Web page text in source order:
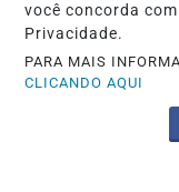
você concorda
Privacidade.
PARA MAIS
CLICANDO AQUI